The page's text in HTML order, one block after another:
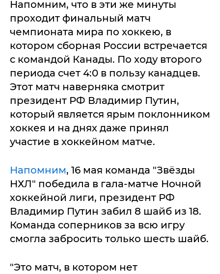
Напомним, что в эти же минуты
проходит финальный матч
чемпионата мира по хоккею, в
котором сборная России встречается
с командой Канады. По ходу второго
периода счет 4:0 в пользу канадцев.
Этот матч наверняка смотрит
президент РФ Владимир Путин,
который является ярым поклонником
хоккея и на днях даже принял
участие в хоккейном матче.
Напомним, 16 мая команда "Звёзды
НХЛ" победила в гала-матче Ночной
хоккейной лиги, президент РФ
Владимир Путин забил 8 шайб из 18.
Команда соперников за всю игру
смогла забросить только шесть шайб.
"Это матч, в котором нет